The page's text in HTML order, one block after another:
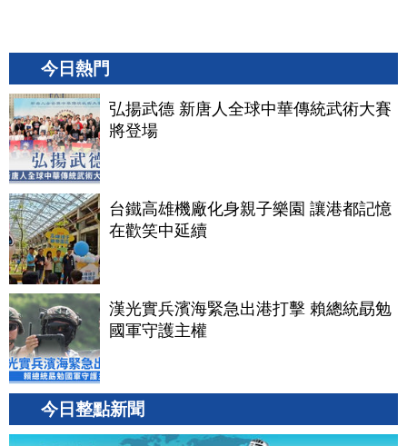
今日熱門
弘揚武德 新唐人全球中華傳統武術大賽
將登場
台鐵高雄機廠化身親子樂園 讓港都記憶
在歡笑中延續
漢光實兵濱海緊急出港打擊 賴總統勗勉
國軍守護主權
今日整點新聞